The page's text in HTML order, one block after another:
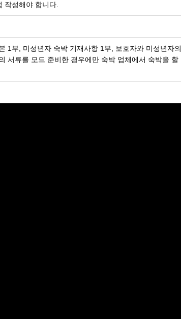
작성해야 합니다.
1부, 미성년자 숙박 기재사항 1부, 보호자와 미성년자
서류를 모드 준비한 경우에만 숙박 업체에서 숙박을 할